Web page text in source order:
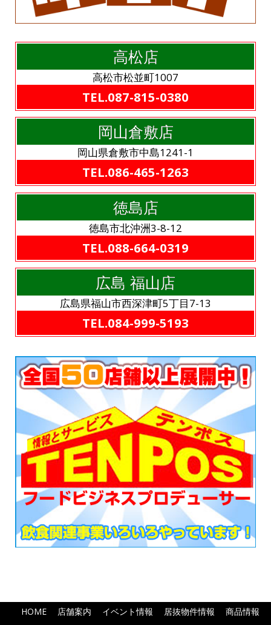
高松店
高松市松並町1007
TEL.087-815-0380
岡山倉敷店
岡山県倉敷市中島1241-1
TEL.086-465-1263
徳島店
徳島市北沖洲3-8-12
TEL.088-664-0319
広島 福山店
広島県福山市西深津町5丁目7-13
TEL.084-999-5193
HOME 店舗案内 イベント情報 居抜物件情報
商品情報